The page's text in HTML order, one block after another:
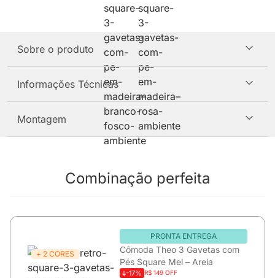
Sobre o produto
Informações Técnicas
Montagem
Combinação perfeita
+ 2 CORES
PRONTA ENTREGA
Cômoda Theo 3 Gavetas com
Pés Square Mel – Areia
-17% R$ 149 OFF